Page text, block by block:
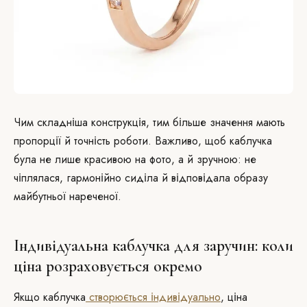
Чим складніша конструкція, тим більше значення мають
пропорції й точність роботи. Важливо, щоб каблучка
була не лише красивою на фото, а й зручною: не
чіплялася, гармонійно сиділа й відповідала образу
майбутньої нареченої.
Індивідуальна каблучка для заручин: коли
ціна розраховується окремо
Якщо каблучка створюється індивідуально, ціна